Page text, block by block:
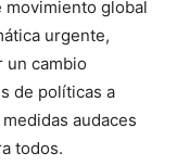
global
urgente,
un cambio
de políticas a
audaces
todos.